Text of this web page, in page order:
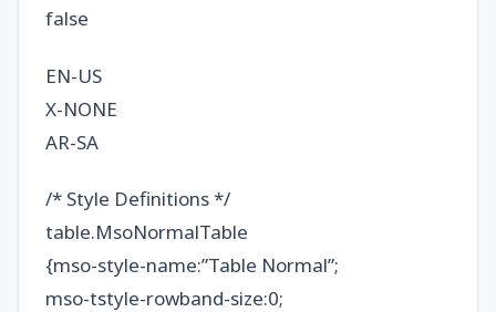
false
EN-US
X-NONE
AR-SA
/* Style Definitions */
table.MsoNormalTable
{mso-style-name:”Table Normal”;
mso-tstyle-rowband-size:0;